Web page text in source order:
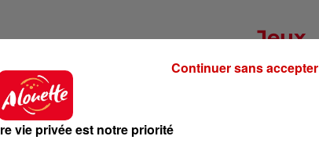
Jeux
vie privée est notre priorité
Continuer sans accepter